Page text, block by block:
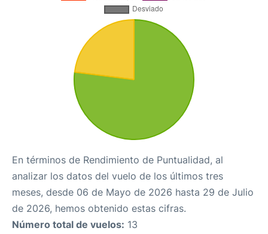
En términos de Rendimiento de Puntualidad, al
analizar los datos del vuelo de los últimos tres
meses, desde 06 de Mayo de 2026 hasta 29 de Julio
de 2026, hemos obtenido estas cifras.
Número total de vuelos: 13